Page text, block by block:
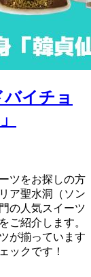
バイチョ
ツをお探しの方
ア聖水洞（ソン
の人気スイーツ
ご紹介します。
が揃っています
ックです！